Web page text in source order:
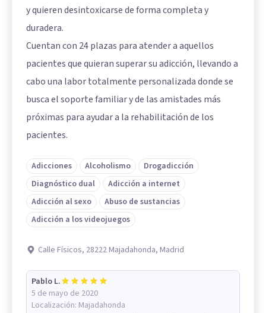
y quieren desintoxicarse de forma completa y
duradera.
Cuentan con 24 plazas para atender a aquellos
pacientes que quieran superar su adicción, llevando a
cabo una labor totalmente personalizada donde se
busca el soporte familiar y de las amistades más
próximas para ayudar a la rehabilitación de los
pacientes.
Adicciones Alcoholismo
Drogadicción
Diagnóstico dual
Adicción a internet
Adicción al sexo
Abuso de sustancias
Adicción a los videojuegos
Calle Físicos, 28222 Majadahonda, Madrid
Pablo L.
5 de mayo de 2020
Localización: Majadahonda